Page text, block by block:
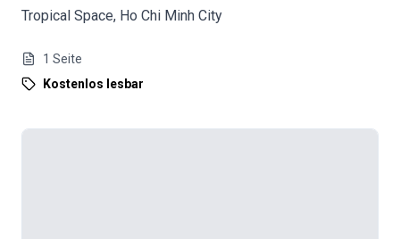
Tropical Space, Ho Chi Minh City
1 Seite
Kostenlos lesbar